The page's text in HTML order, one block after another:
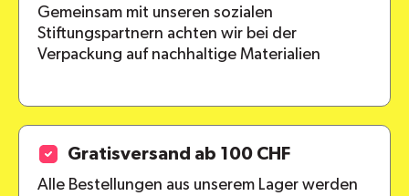
Gemeinsam mit unseren sozialen
Stiftungspartnern achten wir bei der
Verpackung auf nachhaltige Materialien
Gratisversand ab 100 CHF
Alle Bestellungen aus unserem Lager werden